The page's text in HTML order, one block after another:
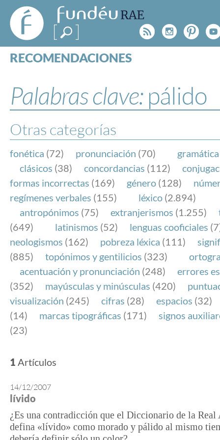
FundéuRAE
- Fundación
del Español
Urgente
Rss
RECOMENDACIONES
ESPECIALES
BLOG
NOTICIAS
SOBRE LA FUNDÉURAE
FundéuRAE es una fundación patrocinada por la
y la Real Academia Española, cuyo objetivo es
el buen uso del español en los medios de
Internet.
Palabras clave: pálido
Otras categorías
fonética (72) pronunciación (70) gramática
clásicos (38) concordancias (112)
formas incorrectas (169) género (128)
regímenes verbales (155) léxico (2.894)
antropónimos (75) extranjerismos (1.255)
(649)
latinismos (52) lenguas cooficiales
neologismos (162) pobreza léxica (111)
(885)
topónimos y gentilicios (323)
acentuación y pronunciación (248)
errores
(352)
mayúsculas y minúsculas (420)
visualización (245) cifras (28) espacios (32)
(14)
marcas tipográficas (171)
signos
(23)
1 Artículos
14/12/2007
lívido
¿Es una contradicción que el Diccionario de la Real
defina «lívido» como morado y pálido al mismo